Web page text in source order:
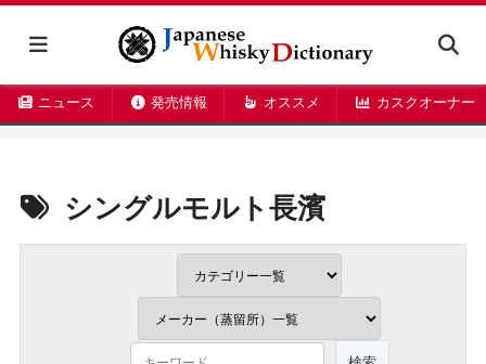
ニュース 発売情報 オススメ カスクオーナー
シングルモルト長濱